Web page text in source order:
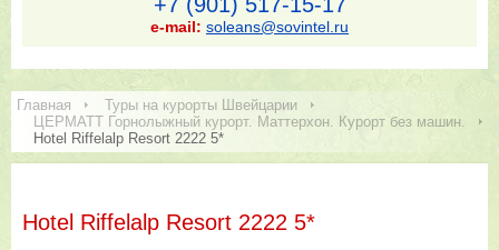
e-mail: soleans@sovintel.ru
Главная
Туры на курорты Швейцарии
ЦЕРМАТТ Горнолыжный курорт. Маттерхон. Курорт без машин.
Hotel Riffelalp Resort 2222 5*
Hotel Riffelalp Resort 2222 5*